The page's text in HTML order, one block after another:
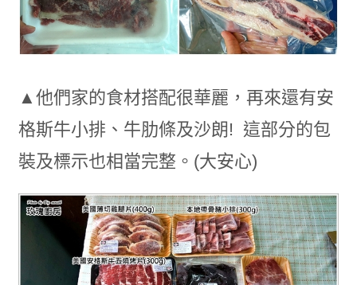
▲他們家的食材搭配很華麗，再來還有安
格斯牛小排、牛肋條及沙朗! 這部分的包
裝及標示也相當完整。(大安心)